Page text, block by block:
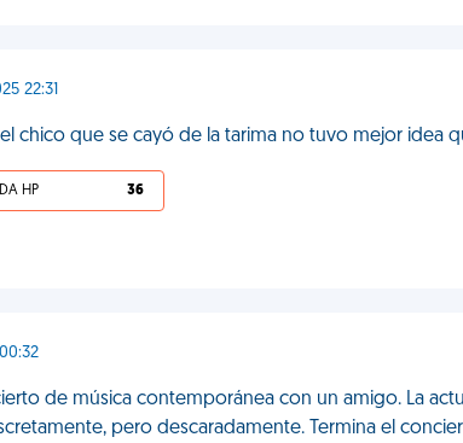
22:31
chico que se cayó de la tarima no tuvo mejor idea
HP 36
de música contemporánea con un amigo. La
pero descaradamente. Termina el